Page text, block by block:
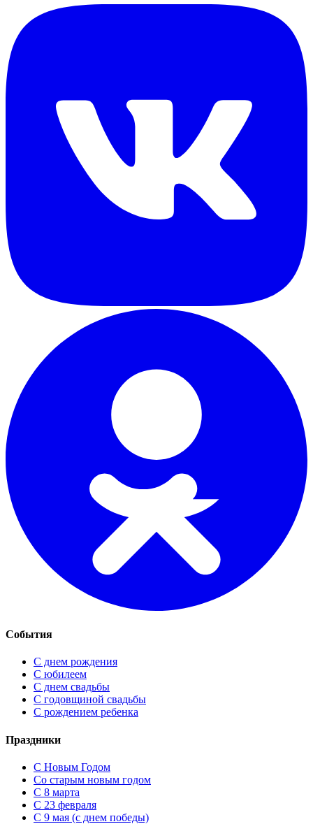
События
С днем рождения
С юбилеем
С днем свадьбы
С годовщиной свадьбы
С рождением ребенка
Праздники
C Новым Годом
Cо старым новым годом
С 8 марта
С 23 февраля
С 9 мая (с днем победы)